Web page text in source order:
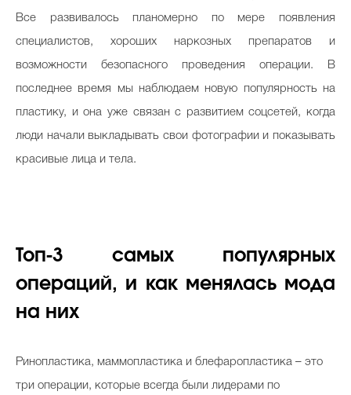
Все развивалось планомерно по мере появления
специалистов, хороших наркозных препаратов и
возможности безопасного проведения операции. В
последнее время мы наблюдаем новую популярность на
пластику, и она уже связан с развитием соцсетей, когда
люди начали выкладывать свои фотографии и показывать
красивые лица и тела.
Топ-3 самых популярных
операций, и как менялась мода
на них
Ринопластика, маммопластика и блефаропластика – это
три операции, которые всегда были лидерами по